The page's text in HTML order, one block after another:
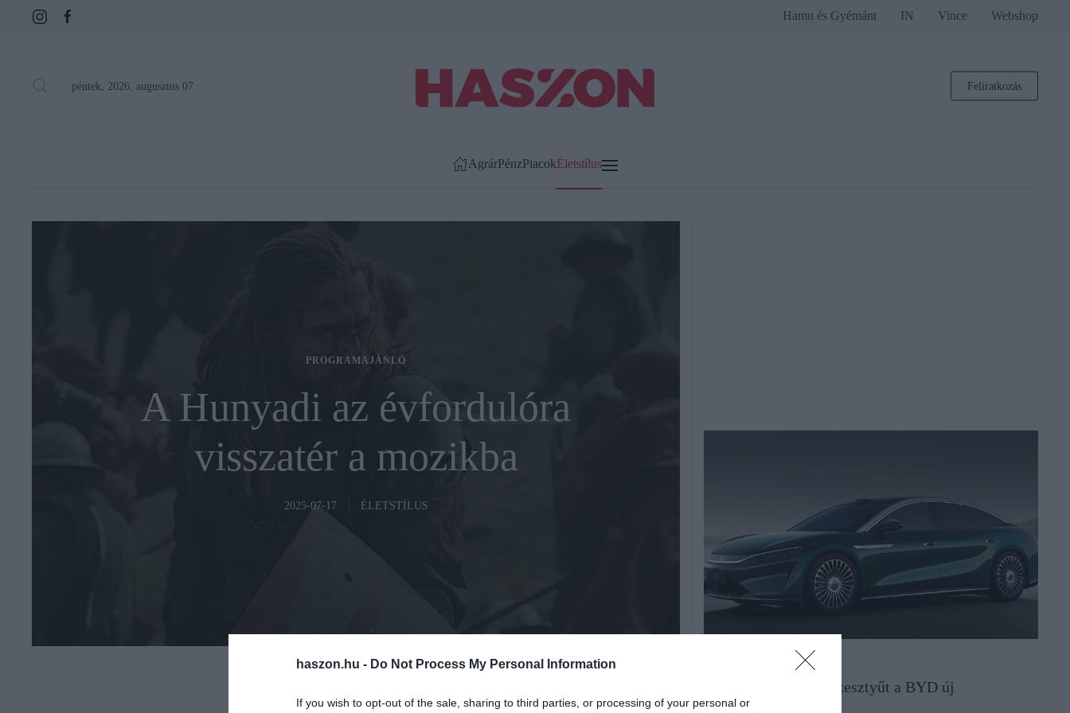
haszon.hu - Do Not Process My Personal Information
If you wish to opt-out of the sale, sharing to third parties, or processing of your personal or
Hamu és Gyémánt IN Vince Webshop
péntek, 2026. augusztus 07. Feliratkozás
AgrárPénzPiacokÉletstílus
PROGRAMAJÁNLÓ
A Hunyadi az évfordulóra
visszatér a mozikba
2025-07-17 ÉLETSTÍLUS
A Mercedesnek dob kesztyűt a BYD új
luxusszedánja